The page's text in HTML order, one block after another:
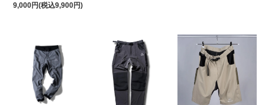
9,000円(税込9,900円)